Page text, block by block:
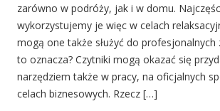
zarówno w podróży, jak i w domu.
wykorzystujemy je więc w celach
mogą one także służyć do profesjonalnych
to oznacza? Czytniki mogą okazać się
narzędziem także w pracy, na oficjalnych
celach biznesowych. Rzecz […]